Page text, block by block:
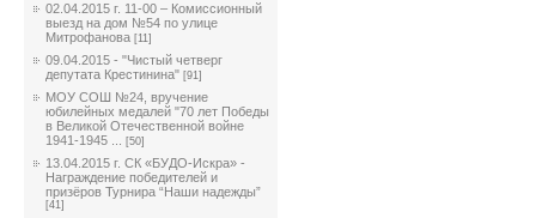
02.04.2015 г. 11-00 – Комиссионный
выезд на дом №54 по улице
Митрофанова [11]
09.04.2015 - "Чистый четверг
депутата Крестинина" [91]
МОУ СОШ №24, вручение
юбилейных медалей "70 лет Победы
в Великой Отечественной войне
1941-1945 ...
[50]
13.04.2015 г. СК «БУДО-Искра» -
Награждение победителей и
призёров Турнира “Наши надежды”
[41]